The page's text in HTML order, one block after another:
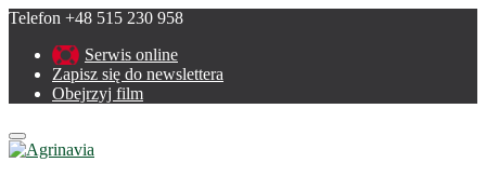
Telefon +48 515 230 958
Serwis online
Zapisz się do newslettera
Obejrzyj film
Menu